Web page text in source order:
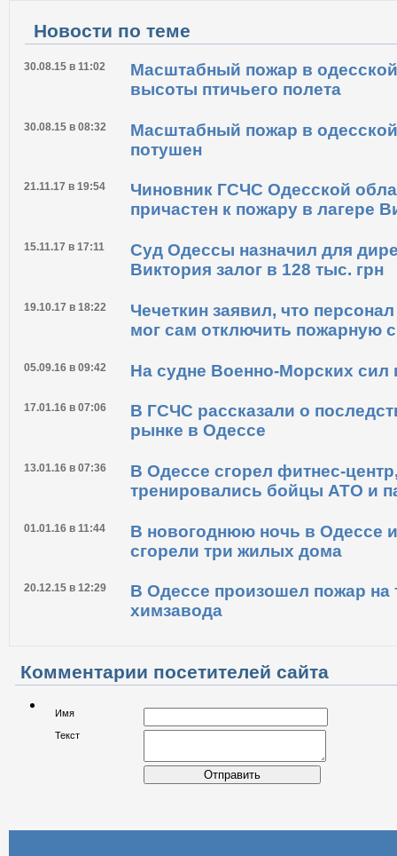
Новости по теме
30.08.15 в 11:02
Масштабный пожар в
высоты птичьего полета
30.08.15 в 08:32
Масштабный пожар в
потушен
21.11.17 в 19:54
Чиновник ГСЧС Одесской
причастен к пожару в лагере
15.11.17 в 17:11
Суд Одессы назначил для
Виктория залог в 128 тыс. грн
19.10.17 в 18:22
Чечеткин заявил, что
мог сам отключить пожарную
На судне Военно-Морских сил
17.01.16 в 07:06
В ГСЧС рассказали о
рынке в Одессе
13.01.16 в 07:36
В Одессе сгорел фитнес-
тренировались бойцы АТО и
01.01.16 в 11:44
В новогоднюю ночь в Одессе
сгорели три жилых дома
химзавода
Комментарии посетителей сайта
Отправить